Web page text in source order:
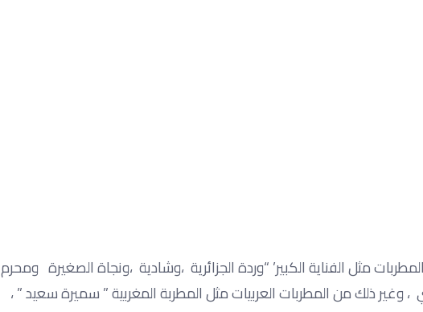
مثل الفناية الكبير’ “وردة الجزائرية ،وشادية ،ونجاة الصغيرة ومحرم
ذلك من المطربات العربيات مثل المطربة المغربية ” سميرة سعيد ” ،